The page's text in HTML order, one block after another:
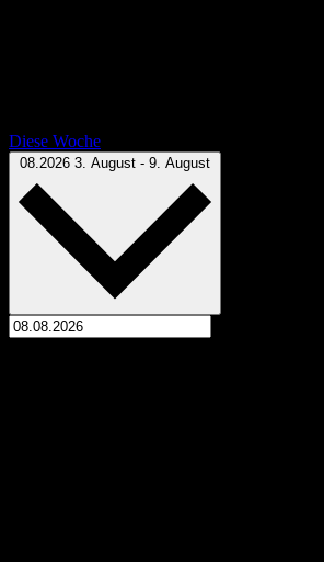
Diese Woche
08.2026 3. August - 9. August